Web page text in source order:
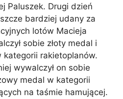
Paluszek. Drugi dzień
bardziej udany za
lotów Macieja
sobie złoty medal i
kategorii rakietoplanów.
wywalczył on sobie
medal w kategorii
na taśmie hamującej.